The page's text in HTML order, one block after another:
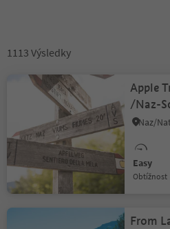
1113 Výsledky
Apple
/Naz-
Easy
Obtížnost
From